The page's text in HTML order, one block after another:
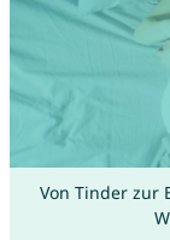
Von Tinder zur